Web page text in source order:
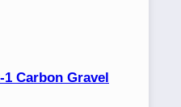
Carbon Gravel